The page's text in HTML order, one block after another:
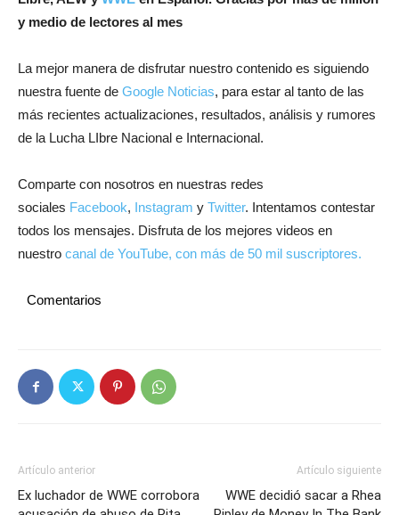
y medio de lectores al mes
La mejor manera de disfrutar nuestro contenido es siguiendo
nuestra fuente de Google Noticias, para estar al tanto de las
más recientes actualizaciones, resultados, análisis y rumores
de la Lucha LIbre Nacional e Internacional.
Comparte con nosotros en nuestras redes
sociales Facebook, Instagram y Twitter. Intentamos contestar
todos los mensajes. Disfruta de los mejores videos en
nuestro canal de YouTube, con más de 50 mil suscriptores.
Comentarios
Artículo anterior
Ex luchador de WWE corrobora
Artículo siguiente
WWE decidió sacar a Rhea